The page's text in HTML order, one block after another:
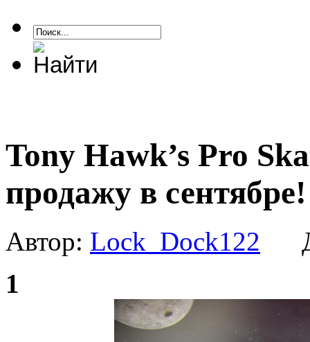
Tony Hawk’s Pro
продажу в сентябре!
Автор: Lock_Dock122
1